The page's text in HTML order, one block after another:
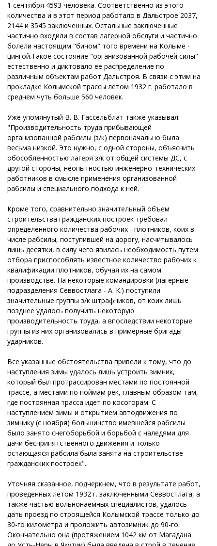
1 сентября 4593 человека. Соответственно из этого
количества и в этот период работало в Дальстрое 2037,
2144 и 3545 заключенных. Остальные заключенные
частично входили в состав лагерной обслуги и частично
болели настоящим "бичом" того времени на Колыме -
цингой.Такое состояние "организованной рабочей силы"
естественно и диктовало ее распределение по
различным объектам работ Дальстроя. В связи с этим на
прокладке Колымской трассы летом 1932 г. работало в
среднем чуть больше 560 человек.
Уже упомянутый В. В. Гассельблат также указывал:
"Производительность труда прибывающей
организованной рабсилы (з/к) первоначально была
весьма низкой. Это нужно, с одной стороны, объяснить
обособленностью лагеря з/к от общей системы ДС, с
другой стороны, неопытностью инженерно-технических
работников в смысле применения организованной
рабсилы и специального подхода к ней.
Кроме того, сравнительно значительный объем
строительства гражданских построек требовал
определенного количества рабочих - плотников, коих в
числе рабсилы, поступившей на дорогу, насчитывалось
лишь десятки, в силу чего явилась необходимость путем
отбора приспособлять известное количество рабочих к
квалификации плотников, обучая их на самом
производстве. На некоторые командировки (лагерные
подразделения Севвостлага - А. К.) поступили
значительные группы з/к штрафников, от коих лишь
позднее удалось получить некоторую
производительность труда, а впоследствии некоторые
группы из них организовались в примерные бригады
ударников.
Все указанные обстоятельства привели к тому, что до
наступления зимы удалось лишь устроить зимник,
который был протрассирован местами по постоянной
трассе, а местами по поймам рек, главным образом там,
где постоянная трасса идет по косогорам. С
наступлением зимы и открытием автодвижения по
зимнику (с ноября) большинство имевшейся рабсилы
было занято снегоборьбой и борьбой с наледями для
дачи бесприпятственного движения и только
остающаяся рабсила была занята на строительстве
гражданских построек".
Уточняя сказанное, подчеркнем, что в результате работ,
проведенных летом 1932 г. заключенными Севвостлага, а
также частью вольнонаемных специалистов, удалось
дать проезд по строящейся Колымской трассе только до
30-го километра и проложить автозимник до 90-го.
Окончательно она (протяжением 1042 км от Магадана